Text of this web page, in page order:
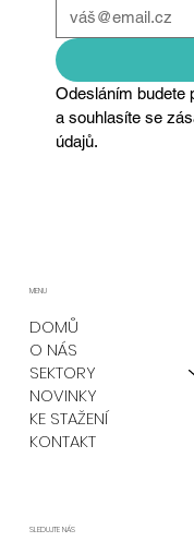
Odesláním budete
a souhlasíte se
údajů.
DOMŮ
O NÁS
SEKTORY
NOVINKY
KE STAŽENÍ
KONTAKT
MENU
SLEDUJTE NÁS